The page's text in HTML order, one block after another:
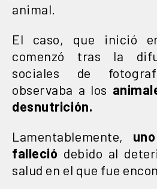
animal.
El caso, que inició
comenzó tras la
sociales de
observaba a los
desnutrición.
Lamentablemente,
falleció debido al
salud en el que fue